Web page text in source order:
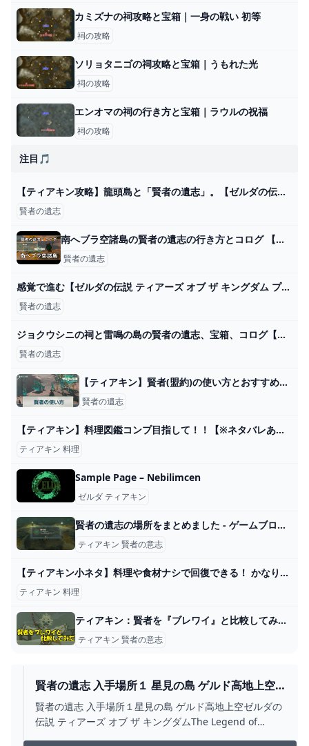
カミズナの祠攻略と宝箱｜一身の戦い 初等
祠の攻略
ソリョタニゴの祠攻略と宝箱｜うもれた光
祠の攻略
エンオマの祠の行き方と宝箱｜ラウルの祝福
祠の攻略
注目🎵
【ティアキン攻略】龍頭島と「賢者の遺志」。【ゼルダの伝説 ティアーズ オブ ザ キングダム】 - YouTube
賢者の遺志
南へブラ空諸島の賢者の遺志の行き方とコログ 【ティアキン攻略】 - YouTube
賢者の遺志
感覚で進む【ゼルダの伝説 ティアーズ オブ ザ キングダム プレイ日記162】オルディン地方へ - ユキシロ日記
賢者の遺志
ジョクウシニの祠と雷鳴の島の賢者の遺志、宝箱、コログ【ゼルダの伝説ティアーズオブザキングダム】 - YouTube
賢者の遺志
【ティアキン】賢者(盟約)の使い方とおすすめ強化優先度【ゼルダの伝説ティアーズオブザキングダム】 - 神ゲー攻略
賢者の遺志
【ティアキン】料理図鑑コンプ目指して！！【※ネタバレあり】 - YouTube
ティアキン 料理
Sample Page – Nebilimcen
ゼルダ ティアキン
賢者の遺志の場所をまとめました - ゲームブログちゅこっと陽だまる
ティアキン 賢者の意志
【ティアキン小ネタ】料理や食材ナシで回復できる！ かなり便利な温泉を紹介【ゼルダの伝説】 - GAME Watch
ティアキン 料理
ティアキン：賢者を『ブレワイ』と比較してみた。1番変化があったキャラクターは？【ゼルダ ティアーズ オブ ザ キングダム日記＃48】 - 電撃オンライン
ティアキン 賢者の意志
賢者の遺志 入手場所１ 星見の島 ゲルド高地上空
【ゼルダの伝説 ティアーズ オブ ザ キングダム】 -
YOUTUBE
賢者の遺志 入手場所１星見の島 ゲルド高地上空ゼルダの
伝説 ティアーズ オブ ザ キングダムThe Legend of